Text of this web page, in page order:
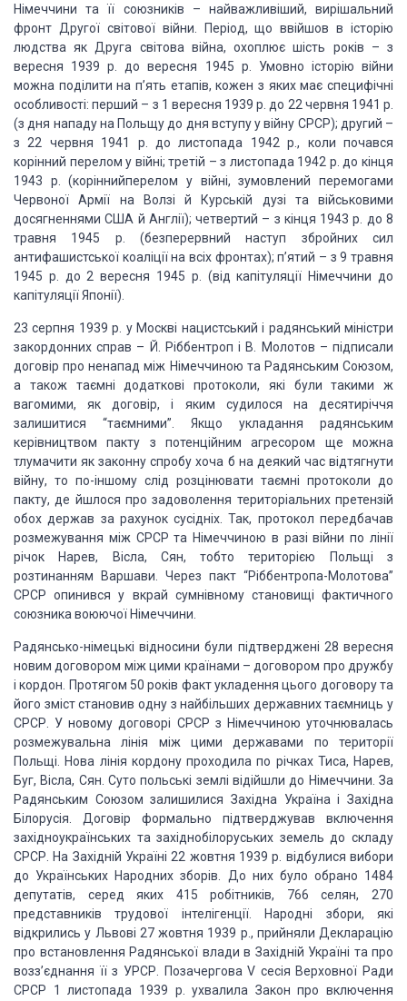
Німеччини та її союзників – найважливіший, вирішальний
фронт Другої світової війни. Період, що ввійшов в історію
людства як Друга світова війна, охоплює шість років – з
вересня 1939 р. до вересня 1945 р. Умовно історію війни
можна поділити на п’ять етапів, кожен з яких має специфічні
особливості: перший – з 1 вересня 1939 р. до 22 червня 1941 р.
(з дня нападу на Польщу до дня вступуу війну СРСР); другий –
з 22 червня 1941 р. до листопада 1942 р., коли почався
корінний перелом у війні; третій – з листопада 1942 р. до кінця
1943 р. (коріннийперелом у війні, зумовлений перемогами
Червоної Армії на Волзі й Курській дузі та військовими
досягненнями США й Англії); четвертий – з кінця 1943 р. до 8
травня 1945 р. (безперервний наступ збройних сил
антифашистської коаліції на всіх фронтах); п’ятий – з 9 травня
1945 р. до 2 вересня 1945 р. (від капітуляції Німеччини до
капітуляції Японії).
23 серпня 1939 р. у Москві нацистський і радянський міністри
закордонних справ – Й. Ріббентроп і В. Молотов – підписали
договір про ненапад між Німеччиною та Радянським Союзом,
а також таємні додаткові протоколи, які були такими ж
вагомими, як договір, і яким судилося на десятиріччя
залишитися “таємними”. Якщо укладання радянським
керівництвом пакту з потенційним агресором ще можна
тлумачити як законну спробу хоча б на деякий часвідтягнути
війну, то по-іншому слід розцінювати таємні протоколи до
пакту, де йшлося про задоволення територіальних претензій
обох держав за рахунок сусідніх. Так, протокол передбачав
розмежування між СРСР та Німеччиною в разі війни по лінії
річок Нарев, Вісла, Сян, тобто територією Польщі з
розтинанням Варшави. Через пакт “Ріббентропа-Молотова”
СРСР опинився у вкрай сумнівному становищі фактичного
союзника воюючої Німеччини.
Радянсько-німецькі відносини були підтверджені 28 вересня
новим договором між цими країнами – договором про дружбу
і кордон. Протягом 50 років факт укладення цього договору та
його зміст становив одну з найбільших державних таємниць у
СРСР.
У новому договорі СРСР з Німеччиною уточнювалась
розмежувальна лінія між цими державами по території
Польщі. Нова лінія кордону проходила по річках Тиса, Нарев,
Буг, Вісла, Сян. Суто польські землі відійшли до Німеччини. За
Радянським Союзом залишилися Західна Україна і Західна
Білорусія. Договір формально підтверджував включення
західноукраїнських та західнобілоруських земель до складу
СРСР. На Західній Україні 22 жовтня 1939 р. відбулися вибори
до Українських Народних зборів. До них було обрано 1484
депутатів, серед яких 415 робітників, 766 селян, 270
представників трудової інтелігенції. Народні збори, які
відкрились у Львові 27 жовтня 1939 р., прийняли Декларацію
про встановлення Радянської влади в Західній Україні та про
возз’єднання її з УРСР. Позачергова V сесія Верховної Ради
СРСР 1 листопада 1939 р. ухвалила Закон про включення